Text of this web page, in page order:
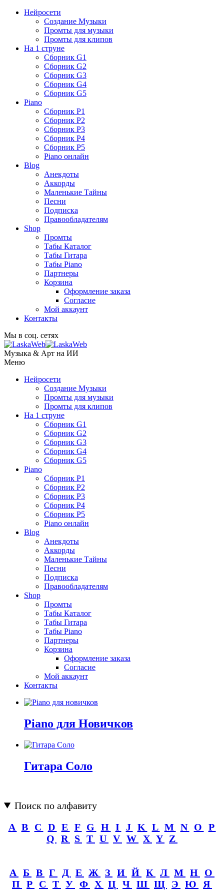
Нейросети
Создание Музыки
Промты для музыки
Промты для клипов
На 1 струне
Сборник G1
Сборник G2
Сборник G3
Сборник G4
Сборник G5
Piano
Сборник P1
Сборник P2
Сборник P3
Сборник P4
Сборник P5
Piano онлайн
Blog
Анекдоты
Аккорды
Маленькие Тайны
Песни
Подписка
Правообладателям
Shop
Промты
Табы Каталог
Табы Гитара
Табы Piano
Партнеры
Корзина
Оформление заказа
Согласие
Мой аккаунт
Контакты
Мы в соц. сетях
Музыка & Арт на ИИ
Меню
Нейросети
Создание Музыки
Промты для музыки
Промты для клипов
На 1 струне
Сборник G1
Сборник G2
Сборник G3
Сборник G4
Сборник G5
Piano
Сборник P1
Сборник P2
Сборник P3
Сборник P4
Сборник P5
Piano онлайн
Blog
Анекдоты
Аккорды
Маленькие Тайны
Песни
Подписка
Правообладателям
Shop
Промты
Табы Каталог
Табы Гитара
Табы Piano
Партнеры
Корзина
Оформление заказа
Согласие
Мой аккаунт
Контакты
Piano для Новичков
Гитара Соло
Поиск по алфавиту
A B C D E F G H I J K L M N O
P
Q
R S T U V W X Y Z
А Б В Г Д Е Ж З И Й К Л М Н
О
П Р С Т У Ф Х Ц Ч Ш Щ Э Ю Я